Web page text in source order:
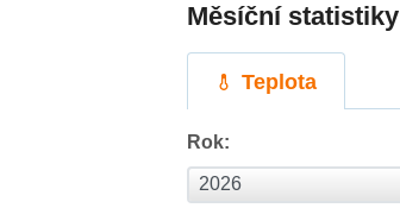
Měsíční statistiky
Teplota
Rok: